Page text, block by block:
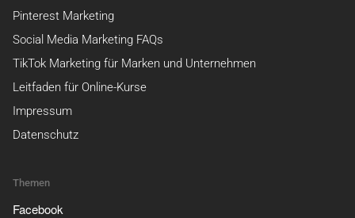
Pinterest Marketing
Social Media Marketing FAQs
TikTok Marketing für Marken und Unternehmen
Leitfaden für Online-Kurse
Impressum
Datenschutz
Themen
Facebook